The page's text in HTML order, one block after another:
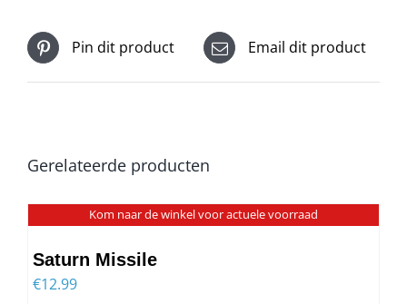
Pin dit product Email dit product
Gerelateerde producten
Kom naar de winkel voor actuele voorraad
Saturn Missile
€12.99